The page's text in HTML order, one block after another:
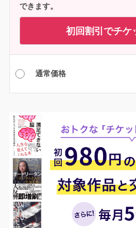
できます。
初回割引でチケ
通常価格